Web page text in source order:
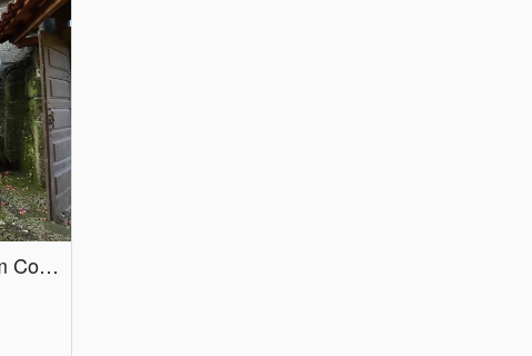
Quinta Agrícola com 5 Hectares em Conde, Gandarela, Guimarães